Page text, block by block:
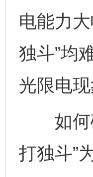
电能力
独斗”均
光限电现
如何破
打独斗”